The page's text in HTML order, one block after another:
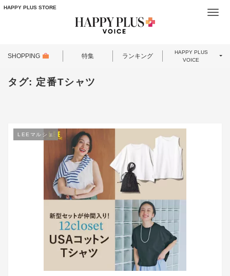
HAPPY PLUS STORE
SHOPPING 特集 ランキング
HAPPY PLUS
VOICE
タグ: 定番Tシャツ
LEEマルシェ